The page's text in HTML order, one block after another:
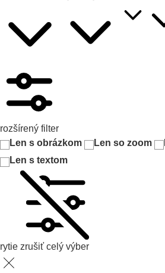
rozšírený filter
Len s obrázkom
Len so zoom
Len s textom
rytie zrušiť celý výber